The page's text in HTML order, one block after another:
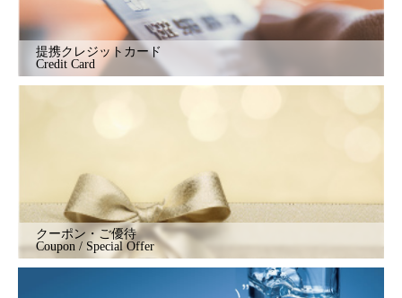
提携クレジットカード
Credit Card
クーポン・ご優待
Coupon / Special Offer